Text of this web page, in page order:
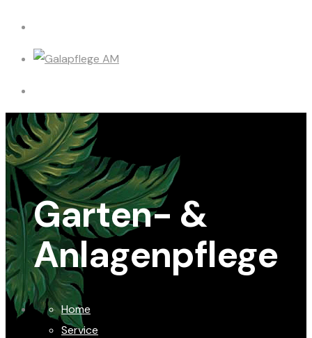
Garten- &
Anlagenpflege
Home
Service